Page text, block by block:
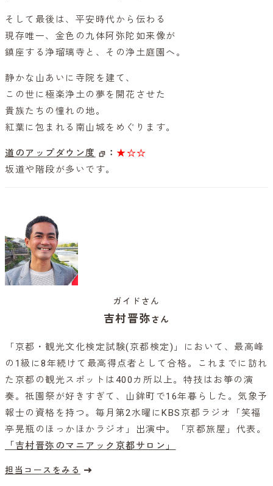
そして最後は、平安時代から伝わる
現存唯一、金色の九体阿弥陀如来像が
鎮座する浄瑠璃寺と、その浄土庭園へ。
静かな山あいに寺院を建て、
この世に極楽浄土の夢を開花させた
貴族たちの憧れの地。
紅葉に包まれる南山城をめぐります。
道のアップダウン度 ： ★☆☆
坂道や階段が多いです。
ガイドさん
吉村晋弥さん
「京都・観光文化検定試験(京都検定)」において、最高峰
の1級に8年続けて最高得点者として合格。これまでに訪れ
た京都の観光スポットは400カ所以上。特技はお箏の演
奏。祇園祭が好きすぎて、山鉾町で16年暮らした。気象予
報士の資格を持つ。毎月第2水曜にKBS京都ラジオ「笑福
亭晃瓶のほっかほかラジオ」出演中。「京都旅屋」代表。
「吉村晋弥のマニアック京都サロン」
担当コースをみる